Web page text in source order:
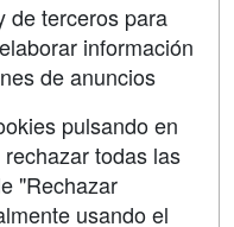
de terceros para
información
de anuncios
pulsando en
todas las
"Rechazar
usando el